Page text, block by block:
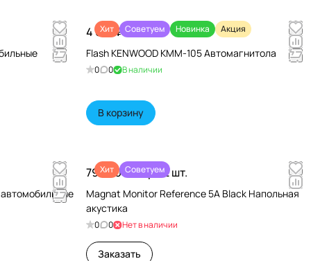
Хит Советуем Новинка Акция
4 670 ₽/шт
Flash KENWOOD KMM-105 Автомагнитола
0 0 В наличии
В корзину
Хит Советуем
79 990 ₽/Пара 2 шт.
Magnat Monitor Reference 5A Black Напольная
акустика
0 0 Нет в наличии
Заказать